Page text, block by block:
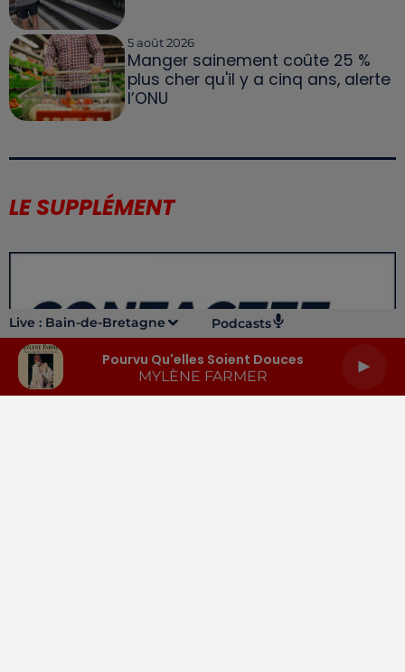
Live : Bain-de-Bretagne Podcasts
Pourvu Qu'elles Soient Douces
MYLÈNE FARMER
5 août 2026
Manger sainement coûte 25 %
plus cher qu'il y a cinq ans, alerte
l’ONU
LE SUPPLÉMENT